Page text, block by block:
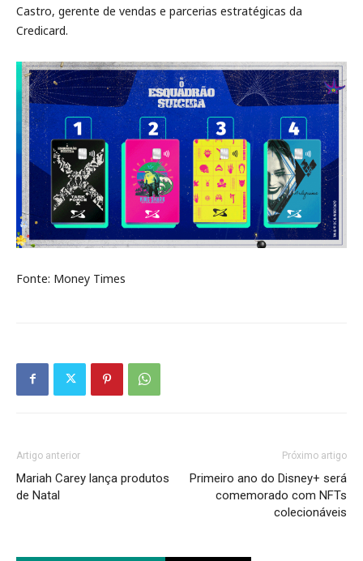
Castro, gerente de vendas e parcerias estratégicas da
Credicard.
Fonte: Money Times
Artigo anterior
Mariah Carey lança produtos
de Natal
Próximo artigo
Primeiro ano do Disney+ será
comemorado com NFTs
colecionáveis